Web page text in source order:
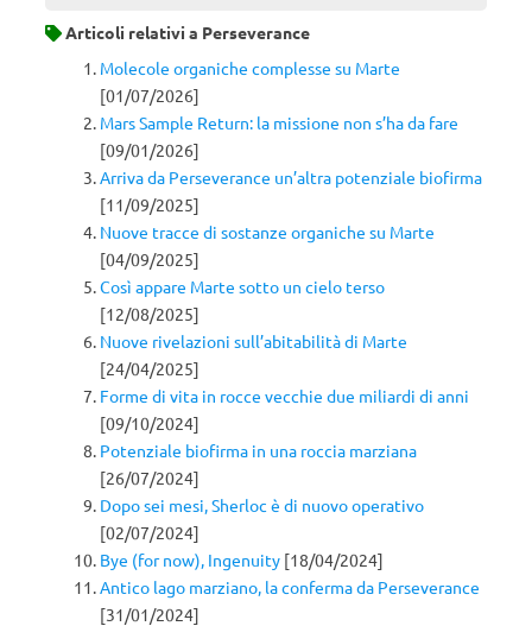
Articoli relativi a Perseverance
Molecole organiche complesse su Marte
[01/07/2026]
Mars Sample Return: la missione non s’ha da fare
[09/01/2026]
Arriva da Perseverance un’altra potenziale biofirma
[11/09/2025]
Nuove tracce di sostanze organiche su Marte
[04/09/2025]
Così appare Marte sotto un cielo terso
[12/08/2025]
Nuove rivelazioni sull’abitabilità di Marte
[24/04/2025]
Forme di vita in rocce vecchie due miliardi di anni
[09/10/2024]
Potenziale biofirma in una roccia marziana
[26/07/2024]
Dopo sei mesi, Sherloc è di nuovo operativo
[02/07/2024]
Bye (for now), Ingenuity [18/04/2024]
Antico lago marziano, la conferma da Perseverance
[31/01/2024]